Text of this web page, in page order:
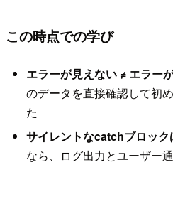
この時点での学び
エラーが見えない ≠ エラー
のデータを直接確認して初
た
サイレントなcatchブロック
なら、ログ出力とユーザー